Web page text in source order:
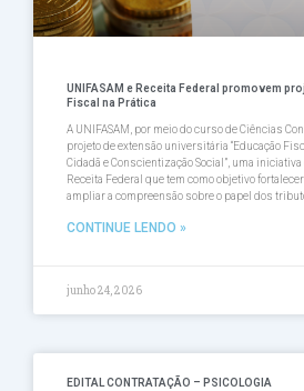
UNIFASAM e Receita Federal promovem
Fiscal na Prática
A UNIFASAM, por meio do curso de Ciências
projeto de extensão universitária “Educação
Cidadã e Conscientização Social”, uma
Receita Federal que tem como objetivo
ampliar a compreensão sobre o papel dos
CONTINUE LENDO »
junho 24, 2026
EDITAL CONTRATAÇÃO – PSICOLOGIA